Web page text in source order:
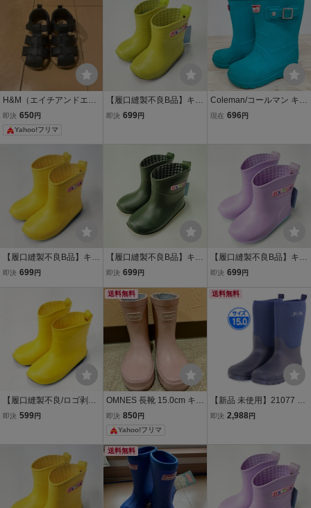
防滑底 男の子 女の子 180
H&M（エイチアンドエ
ム）キッズ サンダル
ネイビー 23インチ 15.
0cm
即決 650 円
Yahoo!フリマ
【履口縫製不良B品】キッ
ズ ショート レインブーツ
即決 699円
Coleman/コールマン キッ
ズ レインブーツ/長靴 15.0
ドベルト付[OA04707]
現在 696 円
【履口縫製不良B品】キッ
ズ ショート レインブーツ
男の子 女の子 18003 ①
即決 699円
【履口縫製不良B品】キッ
ズ ショート レインブーツ
ン レインシューズ 長靴 防
水 防滑底 男の子 女の子 1
即決 699円
【履口縫製不良B品】キッ
ズ ショート レインブーツ
プル レインシューズ 長靴
防水 防滑底 マット調 180
03 ②
即決 699円
【履口縫製不良/ロゴ剥が
れB品】キッズ ショート
靴 防水 防滑底 男の子 女
の子 18003
即決 599円
送料無料
OMNES 長靴 15.0cm キッ
ズ レインブーツ サー
モンピンク ピンク
即決 850 円
Yahoo!フリマ
送料無料
【新品 未使用】21077 子
供用 長靴 ネイビー 15.0c
即決 2,988円
送料無料